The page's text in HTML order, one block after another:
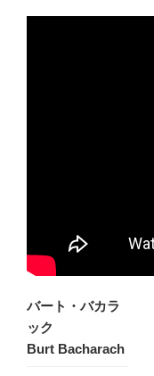
バート・バカラ
ック
Burt Bacharach